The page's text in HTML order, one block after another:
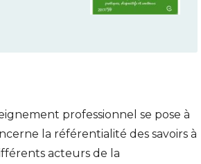
professionnel se pose à
la référentialité des savoirs à
acteurs de la